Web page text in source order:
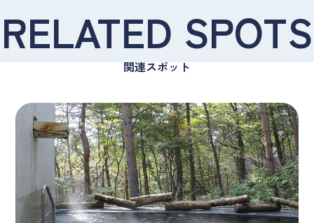
RELATED SPOTS
関連スポット